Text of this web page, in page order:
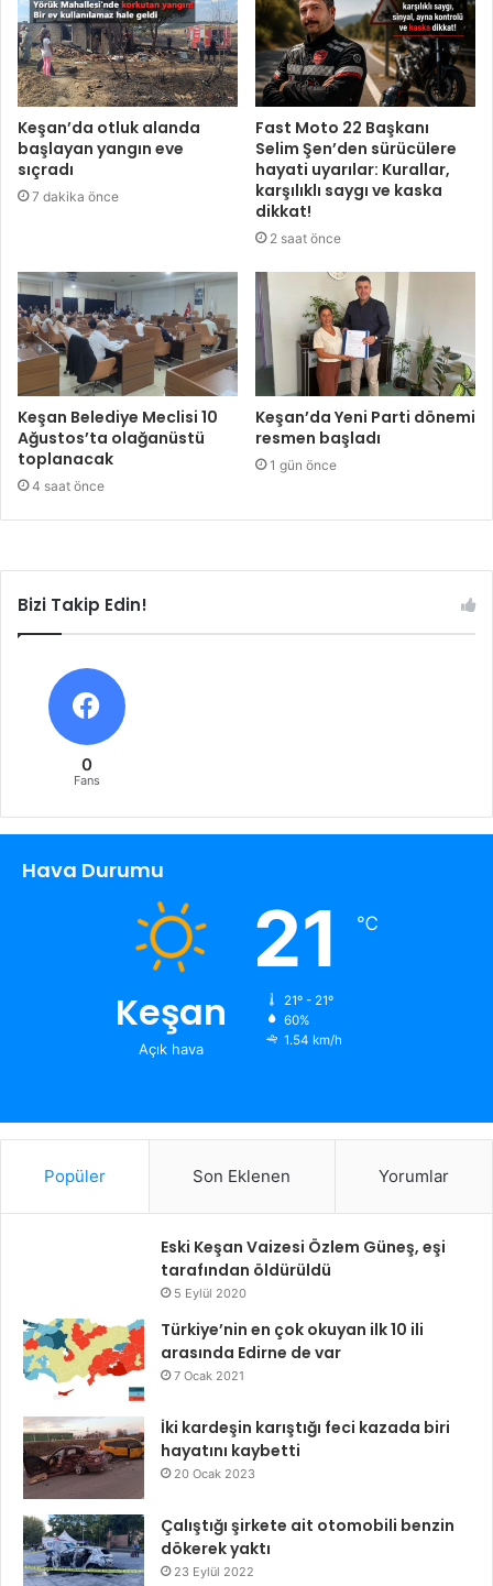
Keşan’da otluk alanda
başlayan yangın eve
sıçradı
7 dakika önce
Fast Moto 22 Başkanı
Selim Şen’den sürücülere
hayati uyarılar: Kurallar,
karşılıklı saygı ve kaska
dikkat!
2 saat önce
Keşan Belediye Meclisi 10
Ağustos’ta olağanüstü
toplanacak
4 saat önce
Keşan’da Yeni Parti dönemi
resmen başladı
1 gün önce
Bizi Takip Edin!
0
Fans
Hava Durumu
Keşan
Açık hava
21 ℃
21º - 21º
60%
1.54 km/h
Popüler Son Eklenen Yorumlar
Eski Keşan Vaizesi Özlem Güneş, eşi
tarafından öldürüldü
5 Eylül 2020
Türkiye’nin en çok okuyan ilk 10 ili
arasında Edirne de var
7 Ocak 2021
İki kardeşin karıştığı feci kazada biri
hayatını kaybetti
20 Ocak 2023
Çalıştığı şirkete ait otomobili benzin
dökerek yaktı
23 Eylül 2022